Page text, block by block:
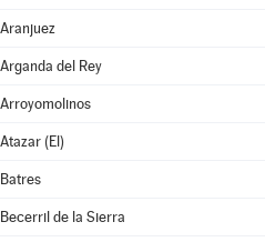
Aranjuez
Arganda del Rey
Arroyomolinos
Atazar (El)
Batres
Becerril de la Sierra